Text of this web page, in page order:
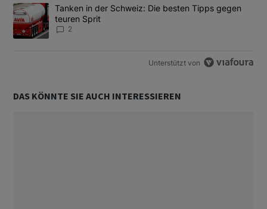
Ein Trendartikel mit dem Titel "Tanken in der Schweiz: Die
Tanken in der Schweiz: Die besten Tipps gegen
teuren Sprit
2
Unterstützt von
DAS KÖNNTE SIE AUCH INTERESSIEREN